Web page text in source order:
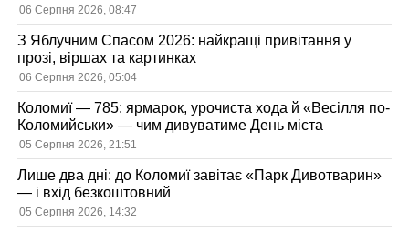
06 Серпня 2026, 08:47
З Яблучним Спасом 2026: найкращі привітання у
прозі, віршах та картинках
06 Серпня 2026, 05:04
Коломиї — 785: ярмарок, урочиста хода й «Весілля по-
Коломийськи» — чим дивуватиме День міста
05 Серпня 2026, 21:51
Лише два дні: до Коломиї завітає «Парк Дивотварин»
— і вхід безкоштовний
05 Серпня 2026, 14:32